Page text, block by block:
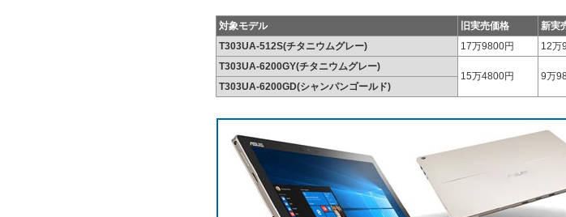
対象モデル 旧実売価格
新実
T303UA-512S(チタニウムグレー)
17万9800円
12万
T303UA-6200GY(チタニウムグレー)
15万4800円
9万
T303UA-6200GD(シャンパンゴールド)